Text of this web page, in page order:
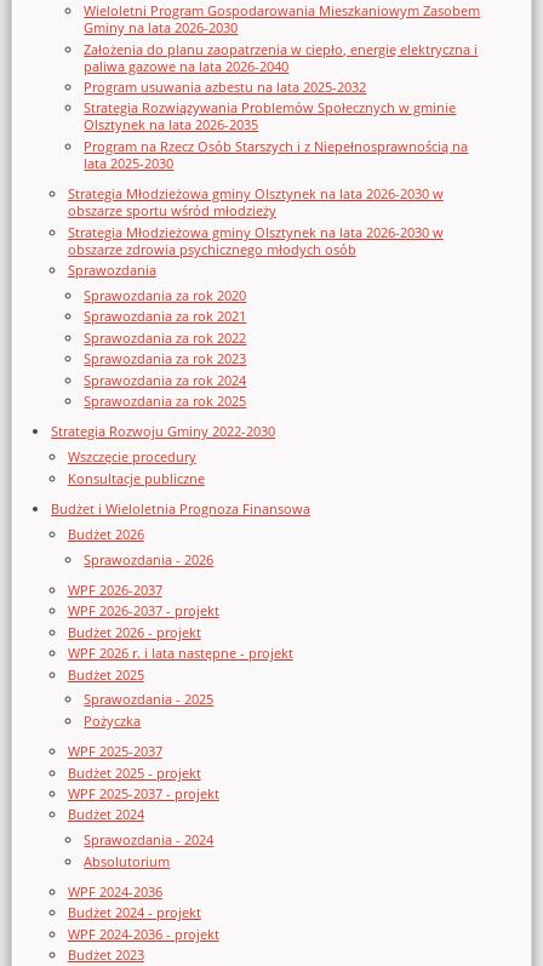
Wieloletni Program Gospodarowania Mieszkaniowym Zasobem
Gminy na lata 2026-2030
Założenia do planu zaopatrzenia w ciepło, energię elektryczna i
paliwa gazowe na lata 2026-2040
Program usuwania azbestu na lata 2025-2032
Strategia Rozwiązywania Problemów Społecznych w gminie
Olsztynek na lata 2026-2035
Program na Rzecz Osób Starszych i z Niepełnosprawnością na
lata 2025-2030
Strategia Młodzieżowa gminy Olsztynek na lata 2026-2030 w
obszarze sportu wśród młodzieży
Strategia Młodzieżowa gminy Olsztynek na lata 2026-2030 w
obszarze zdrowia psychicznego młodych osób
Sprawozdania
Sprawozdania za rok 2020
Sprawozdania za rok 2021
Sprawozdania za rok 2022
Sprawozdania za rok 2023
Sprawozdania za rok 2024
Sprawozdania za rok 2025
Strategia Rozwoju Gminy 2022-2030
Wszczęcie procedury
Konsultacje publiczne
Budżet i Wieloletnia Prognoza Finansowa
Budżet 2026
Sprawozdania - 2026
WPF 2026-2037
WPF 2026-2037 - projekt
Budżet 2026 - projekt
WPF 2026 r. i lata następne - projekt
Budżet 2025
Sprawozdania - 2025
Pożyczka
WPF 2025-2037
Budżet 2025 - projekt
WPF 2025-2037 - projekt
Budżet 2024
Sprawozdania - 2024
Absolutorium
WPF 2024-2036
Budżet 2024 - projekt
WPF 2024-2036 - projekt
Budżet 2023